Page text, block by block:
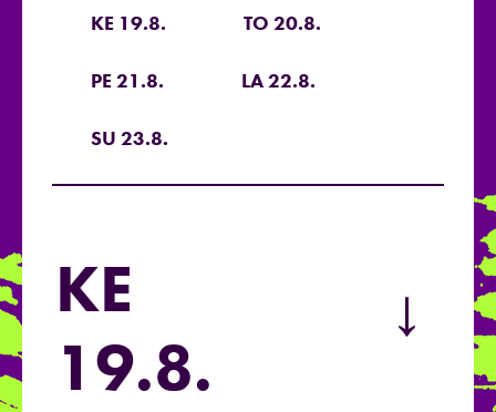
KE 19.8. TO 20.8.
PE 21.8. LA 22.8.
SU 23.8.
KE
19.8.
→